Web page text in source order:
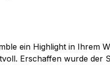
ein Highlight in
Erschaffen wurde der